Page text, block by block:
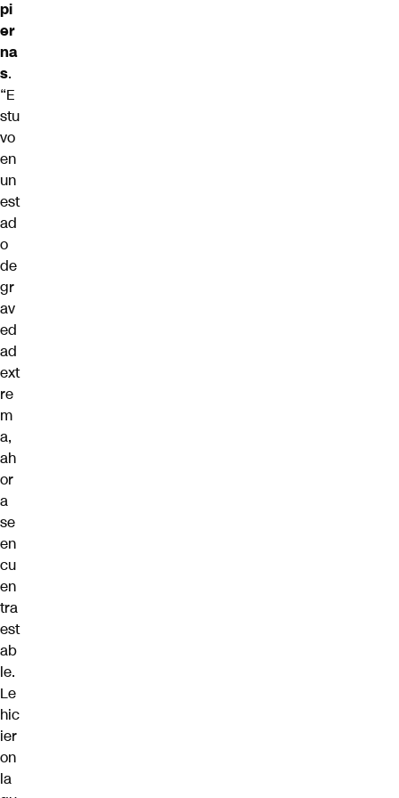
pi
er
na
s.
“E
stu
vo
en
un
est
ad
o
de
gr
av
ed
ad
ext
re
m
a,
ah
or
a
se
en
cu
en
tra
est
ab
le.
Le
hic
ier
on
la